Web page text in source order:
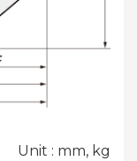
Unit : mm, kg